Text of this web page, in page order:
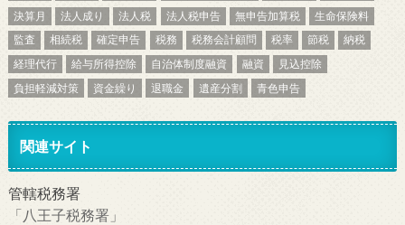
決算月
法人成り 法人税 法人税申告 無申告加算税
生命保険料
監査
相続税 確定申告 税務 税務会計顧問 税率 節税
納税
経理代行
給与所得控除 自治体制度融資 融資
見込控除
負担軽減対策
資金繰り 退職金 遺産分割 青色申告
関連サイト
管轄税務署
「八王子税務署」